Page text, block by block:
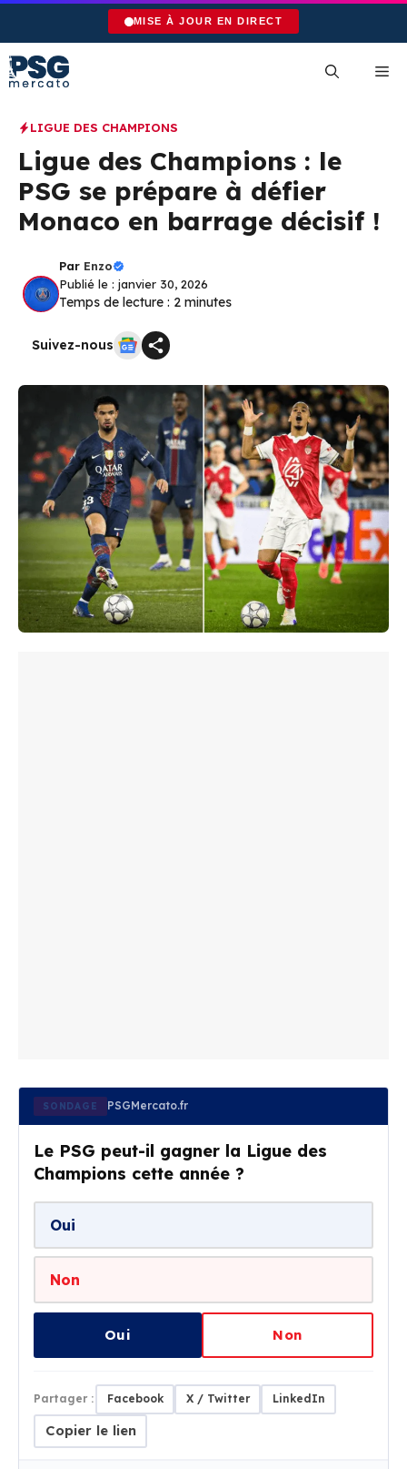
Aller
contenu
MISE À JOUR EN DIRECT
LIGUE DES CHAMPIONS
Ligue des Champions : le
PSG se prépare à défier
Monaco en barrage décisif !
Par Enzo
Publié le : janvier 30, 2026
Temps de lecture : 2 minutes
Suivez-nous
SONDAGE PSGMercato.fr
Le PSG peut-il gagner la Ligue des
Champions cette année ?
Oui
Non
Oui Non
Partager : Facebook X / Twitter LinkedIn
Copier le lien